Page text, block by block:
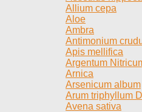
Allium cepa
Aloe
Ambra
Antimonium
Apis mellifica
Argentum
Arnica
Arsenicum album
Arum triphyllum
Avena sativa